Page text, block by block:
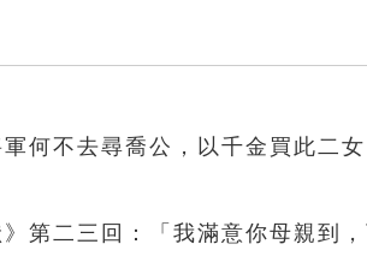
何不去尋喬公，以千金買此二
第二三回：「我滿意你母親到